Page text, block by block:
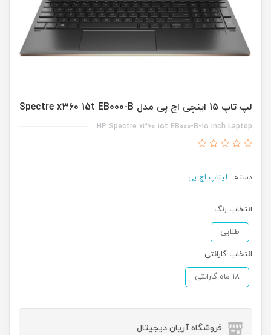
لپ تاپ 15 اینچی اچ پی مدل Spectre x360 15t EB000-B
HP Spectre x360 15t EB000-B-15 inch Laptop
دسته : لپتاپ اچ پی
انتخاب رنگ:
طلایی
انتخاب گارانتی:
18 ماه گارانتی
فروشگاه آریان دیجیتال